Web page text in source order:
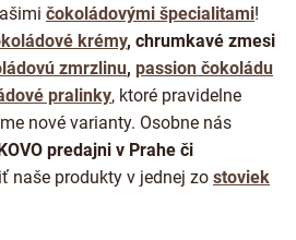
čokoládovými špecialitami!
krémy, chrumkavé zmesi
zmrzlinu, passion čokoládu
pralinky, ktoré pravidelne
nové varianty. Osobne nás
predajni v Prahe či
naše produkty v jednej zo stoviek